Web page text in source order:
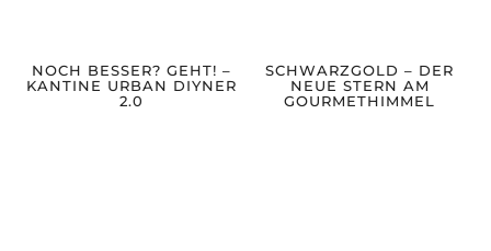
NOCH BESSER? GEHT! –
KANTINE URBAN DIYNER
2.0
SCHWARZGOLD – DER
NEUE STERN AM
GOURMETHIMMEL